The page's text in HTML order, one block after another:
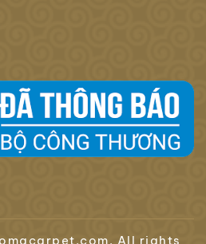
All rights